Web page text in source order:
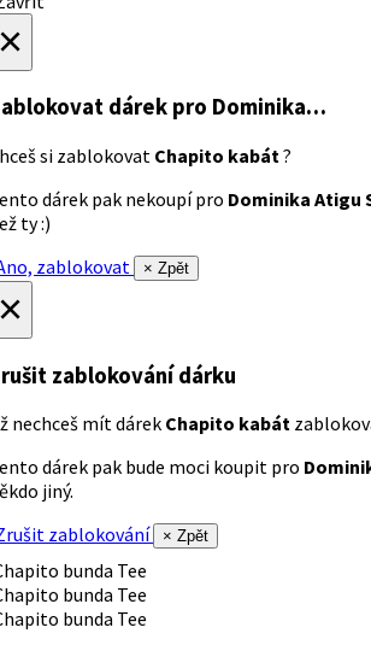
dárek pro Dominika…
si zablokovat Chapito kabát ?
dárek pak nekoupí pro Dominika Atigu
ty :)
zablokovat
× Zpět
zablokování dárku
nechceš mít dárek Chapito kabát
dárek pak bude moci koupit pro
jiný.
zablokování
× Zpět